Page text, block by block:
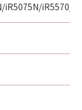
の販売代
イセン
起因ま
ないも
iR5075N/iR5570/